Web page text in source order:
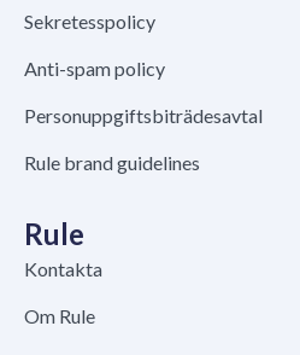
Sekretesspolicy
Anti-spam policy
Personuppgiftsbiträdesavtal
Rule brand guidelines
Rule
Kontakta
Om Rule